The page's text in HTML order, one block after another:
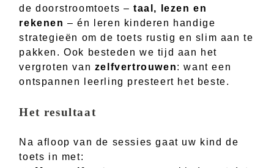
de doorstroomtoets – taal, lezen en
rekenen – én leren kinderen handige
strategieën om de toets rustig en slim aan te
pakken. Ook besteden we tijd aan het
vergroten van zelfvertrouwen: want een
ontspannen leerling presteert het beste.
Het resultaat
Na afloop van de sessies gaat uw kind de
toets in met: